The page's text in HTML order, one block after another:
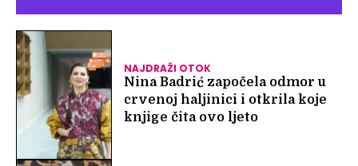
NAJDRAŽI OTOK
Nina Badrić započela odmor u
crvenoj haljinici i otkrila koje
knjige čita ovo ljeto